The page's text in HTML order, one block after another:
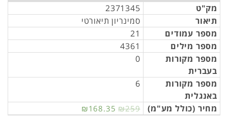
מק"ט
2371345
תיאור
סמינריון תיאורטי
מספר עמודים
21
מספר מילים
4361
מספר מקורות
בעברית
0
מספר מקורות
באנגלית
6
מחיר (כולל מע"מ) ₪168.35 ₪259